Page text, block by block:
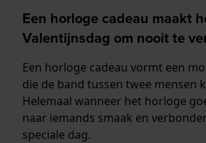
Een horloge cadeau maakt
Valentijnsdag om nooit te
Een horloge cadeau vormt een
die de band tussen twee mensen
Helemaal wanneer het horloge
naar iemands smaak en
speciale dag.